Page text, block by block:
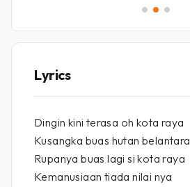
Lyrics
Dingin kini terasa oh kota raya
Kusangka buas hutan belantara
Rupanya buas lagi si kota raya
Kemanusiaan tiada nilai nya